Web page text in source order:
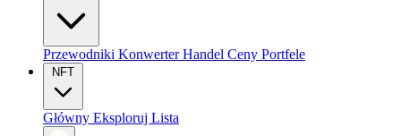
Przewodniki KonwerterHandel Ceny Portfele
NFT
Główny Eksploruj Lista